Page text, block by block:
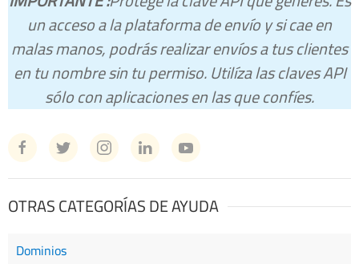
un acceso a la plataforma de envío y si cae en
malas manos, podrás realizar envíos a tus clientes
en tu nombre sin tu permiso. Utilíza las claves API
sólo con aplicaciones en las que confíes.
OTRAS CATEGORÍAS DE AYUDA
Dominios